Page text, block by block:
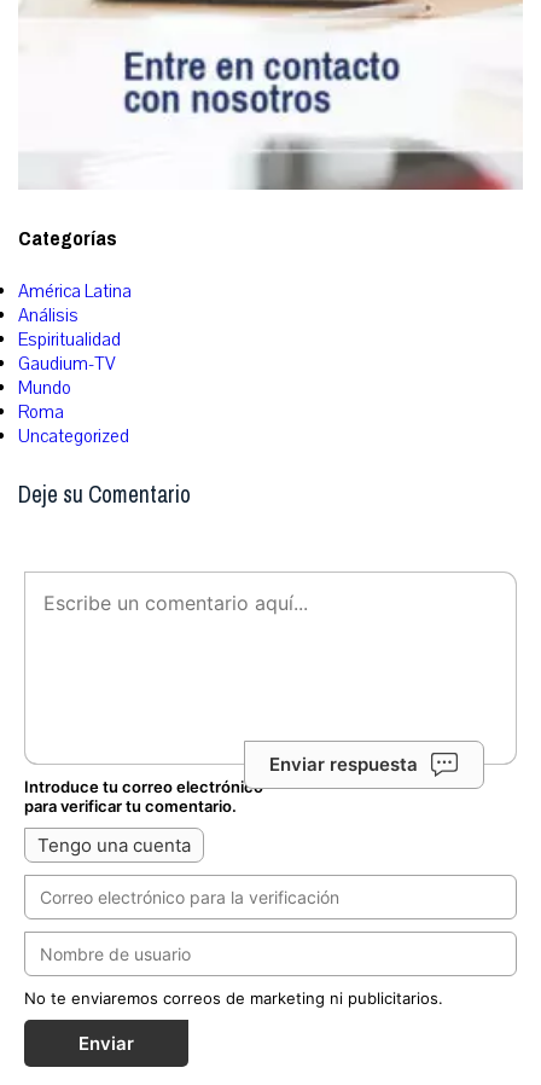
Categorías
América Latina
Análisis
Espiritualidad
Gaudium-TV
Mundo
Roma
Uncategorized
Deje su Comentario
Enviar respuesta
Introduce tu correo electrónico
para verificar tu comentario.
Tengo una cuenta
No te enviaremos correos de marketing ni publicitarios.
Enviar